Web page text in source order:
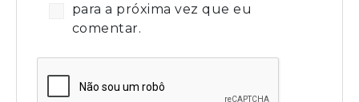
para a próxima vez que eu
comentar.